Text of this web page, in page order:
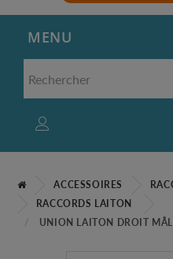
MENU
ACCESSOIRES
RACCORDS LAITON
UNION LAITON DROIT